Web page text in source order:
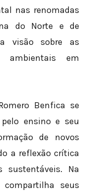
nas renomadas
do Norte e de
visão sobre as
ambientais em
Benfica se
ensino e seu
de novos
a reflexão crítica
sustentáveis. Na
compartilha seus